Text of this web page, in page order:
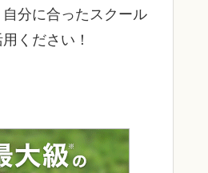
分に合ったスクール
ください！